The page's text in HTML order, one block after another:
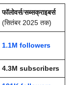
फॉलोवर्स/सब्सक्राइबर्स
(सितंबर 2025 तक)
1.1M followers
4.3M subscribers